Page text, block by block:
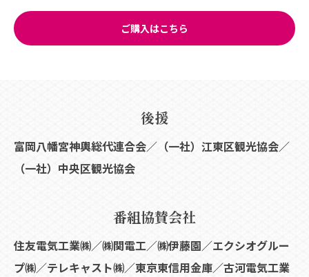
ご購入はこちら
後援
富岡八幡宮神輿総代連合会／（一社）江東区観光協会／
（一社）中央区観光協会
番組協賛会社
住友電気工業㈱／㈱関電工／㈱伊藤園／エクシオグルー
プ㈱／テレキャスト㈱／東京東信用金庫／古河電気工業